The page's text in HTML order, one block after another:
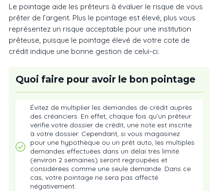
Le pointage aide les prêteurs à évaluer le risque de vous
prêter de l’argent. Plus le pointage est élevé, plus vous
représentez un risque acceptable pour une institution
prêteuse, puisque le pointage élevé de votre cote de
crédit indique une bonne gestion de celui-ci.
Quoi faire pour avoir le bon pointage
Évitez de multiplier les demandes de crédit auprès
des créanciers. En effet, chaque fois qu’un prêteur
vérifie votre dossier de crédit, une note est inscrite
à votre dossier. Cependant, si vous magasinez
pour une hypothèque ou un prêt auto, les multiples
demandes effectuées dans un délai très limité
(environ 2 semaines) seront regroupées et
considérées comme une seule demande. Dans ce
cas, votre pointage ne sera pas affecté
négativement.